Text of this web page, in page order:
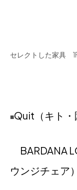
セレクトした家具
■Quit（キト・
BARDANA
ウンジチェア）